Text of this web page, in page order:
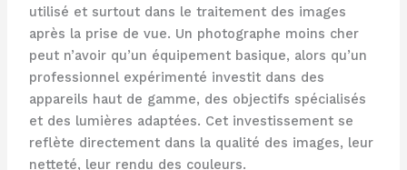
utilisé et surtout dans le traitement des images
après la prise de vue. Un photographe moins cher
peut n’avoir qu’un équipement basique, alors qu’un
professionnel expérimenté investit dans des
appareils haut de gamme, des objectifs spécialisés
et des lumières adaptées. Cet investissement se
reflète directement dans la qualité des images, leur
netteté, leur rendu des couleurs.